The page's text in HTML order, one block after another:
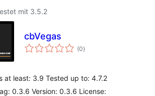
mit 3.5.2
cbVegas
(0Bewertungen
insgesamt
)
at least: 3.9 Tested up to: 4.7.2
0.3.6 Version: 0.3.6 License: